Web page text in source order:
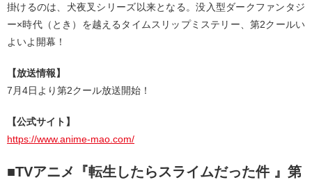
掛けるのは、犬夜叉シリーズ以来となる。没入型ダークファンタジ
ー×時代（とき）を越えるタイムスリップミステリー、第2クールい
よいよ開幕！
【放送情報】
7月4日より第2クール放送開始！
【公式サイト】
https://www.anime-mao.com/
■TVアニメ『転生したらスライムだった件 』第